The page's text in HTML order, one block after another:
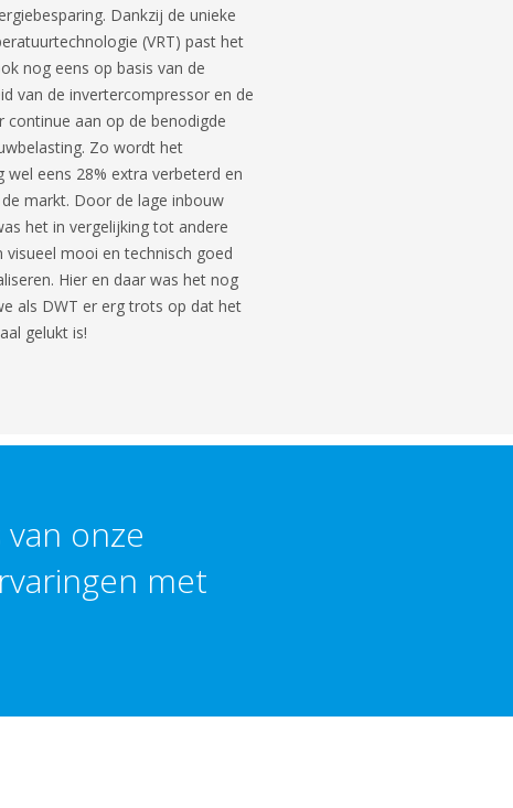
Dankzij de unieke
(VRT) past het
nog eens op basis van de
van de invertercompressor en de
aan op de benodigde
Zo wordt het
eens 28% extra verbeterd en
markt. Door de lage inbouw
het in vergelijking tot andere
mooi en technisch goed
Hier en daar was het nog
als DWT er erg trots op dat het
gelukt is!
onze
met